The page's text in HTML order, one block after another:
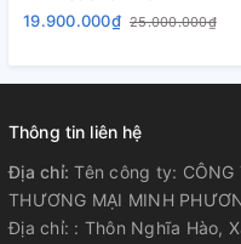
19.900.000₫ 25.000.000₫
Thông tin liên hệ
Địa chỉ:Tên công ty: CÔNG
THƯƠNG MẠI MINH
Địa chỉ: : Thôn Nghĩa Hào,